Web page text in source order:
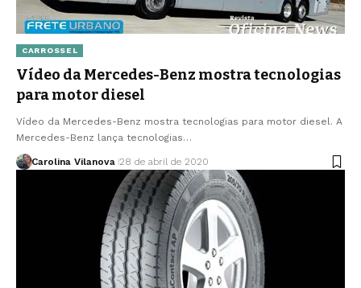
CARROSSEL
Vídeo da Mercedes-Benz mostra tecnologias
para motor diesel
Vídeo da Mercedes-Benz mostra tecnologias para motor diesel. A
Mercedes-Benz lança tecnologias…
Carolina Vilanova 28 de abril de 2020